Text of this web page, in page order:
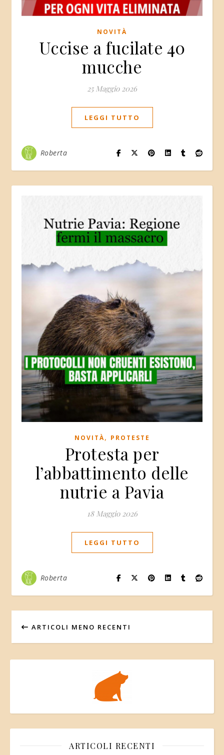
NOVITÀ
Uccise a fucilate 40
mucche
25 Maggio 2026
LEGGI TUTTO
Roberta
NOVITÀ, PROTESTE
Protesta per
l’abbattimento delle
nutrie a Pavia
18 Maggio 2026
LEGGI TUTTO
Roberta
ARTICOLI MENO RECENTI
ARTICOLI RECENTI